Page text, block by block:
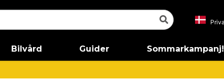
Bilvård Guider Sommarkampanj!